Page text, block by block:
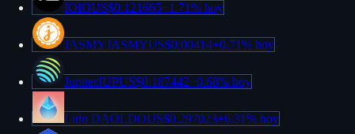
IOIOUS$0.121665−1.71% hoy
JASMYJASMYUS$0.00414+0.71% hoy
JupiterJUPUS$0.187442−0.68% hoy
Lido DAOLDOUS$0.297023+6.31% hoy